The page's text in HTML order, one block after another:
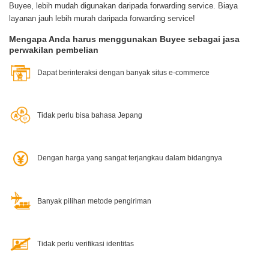
Buyee, lebih mudah digunakan daripada forwarding service. Biaya
layanan jauh lebih murah daripada forwarding service!
Mengapa Anda harus menggunakan Buyee sebagai jasa
perwakilan pembelian
Dapat berinteraksi dengan banyak situs e-commerce
Tidak perlu bisa bahasa Jepang
Dengan harga yang sangat terjangkau dalam bidangnya
Banyak pilihan metode pengiriman
Tidak perlu verifikasi identitas